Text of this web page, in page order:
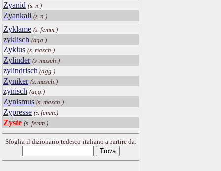
Zyanid (s. n.)
Zyankali (s. n.)
Zyklame (s. femm.)
zyklisch (agg.)
Zyklus (s. masch.)
Zylinder (s. masch.)
zylindrisch (agg.)
Zyniker (s. masch.)
zynisch (agg.)
Zynismus (s. masch.)
Zypresse (s. femm.)
Zyste (s. femm.)
Sfoglia il dizionario tedesco-italiano a partire da: